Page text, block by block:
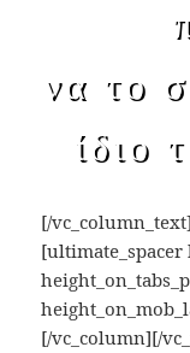
να το
ίδιο
[/
[ultimate_spacer
[/vc_column][/